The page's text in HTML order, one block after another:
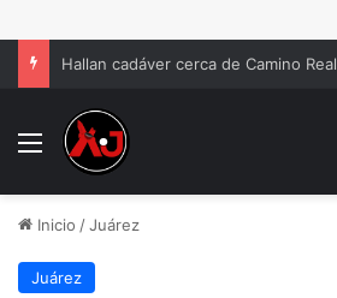
Hallan cadáver cerca de Camino Real
Menu
Inicio /Juárez
Juárez